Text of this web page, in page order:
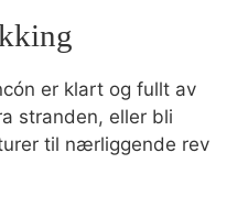
er klart og fullt av
stranden, eller bli
til nærliggende rev